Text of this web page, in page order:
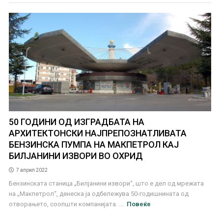
50 ГОДИНИ ОД ИЗГРАДБАТА НА
АРХИТЕКТОНСКИ НАЈПРЕПОЗНАТЛИВАТА
БЕНЗИНСКА ПУМПА НА МАКПЕТРОЛ КАЈ
БИЛЈАНИНИ ИЗВОРИ ВО ОХРИД
7 април 2022
Бензинската станица „Билјанини извори“, што е дел од мрежата
на „Макпетрол“, денеска ја одбележува 50-годишнината од
отворањето, соопшти компанијата. ...
Повеќе